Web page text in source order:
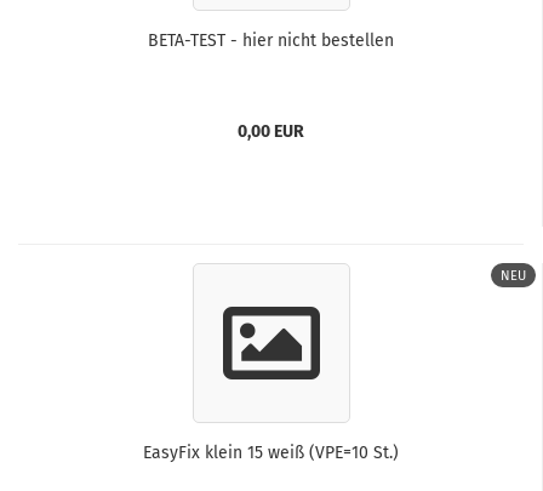
BETA-TEST - hier nicht bestellen
0,00 EUR
NEU
EasyFix klein 15 weiß (VPE=10 St.)